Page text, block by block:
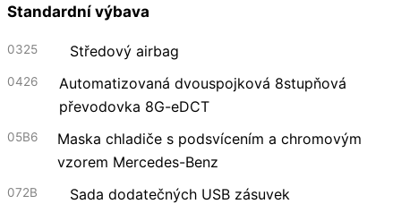
Standardní výbava
0325 Středový airbag
0426
Automatizovaná dvouspojková 8stupňová
převodovka 8G-eDCT
05B6
Maska chladiče s podsvícením a chromovým
vzorem Mercedes-Benz
072B Sada dodatečných USB zásuvek